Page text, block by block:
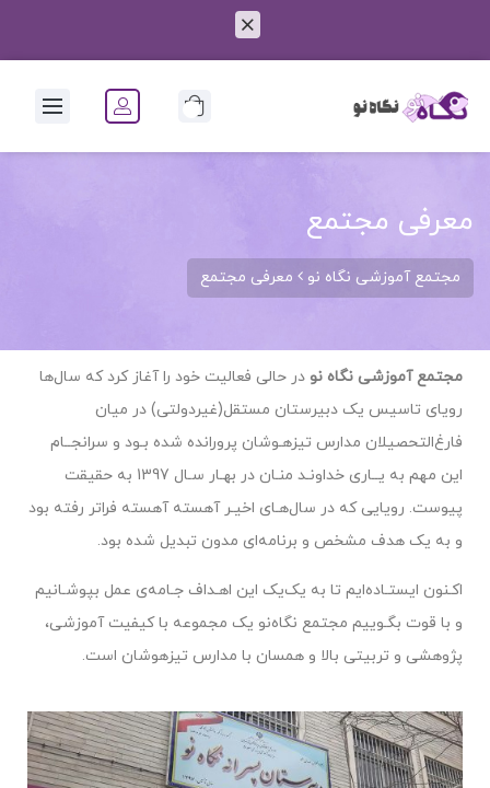
معرفی مجتمع
مجتمع آموزشی نگاه نو معرفی مجتمع
مجتمع آموزشی نگاه نو در حالی فعالیت خود را آغاز کرد که سال‌ها
رویای تاسیس یک دبیرستان مستقل(غیردولتی) در میان
فارغ‌التحصیلان مدارس تیزهـوشان پرورانده شده بـود و سرانجــام
این مهم به یــاری خداونـد منـان در بهـار سـال 1397 به حقیقت
پیوست. رویایی که در سال‌هـای اخیـر آهسته آهسته فراتر رفته بود
و به یک هدف مشخص و برنامه‌ای مدون تبدیل شده بود.
اکـنون ایستـاده‌ایم تا به یک‌یک این اهـداف جـامه‌ی عمل بپوشـانیم
و با قوت بگـوییم مجتمع نگاه‌نو یک مجموعه‌ با کیفیت آموزشی،
پژوهشی و تربیتی بالا و همسان با مدارس تیزهوشان است.